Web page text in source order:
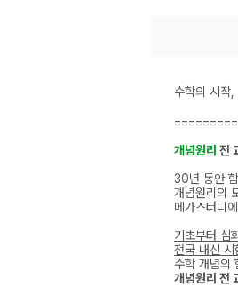
수학의 시작
개념원리 전
30년 동안 함
개념원리의
메가스터디
기초부터 심
전국 내신 시
수학 개념의
개념원리 전